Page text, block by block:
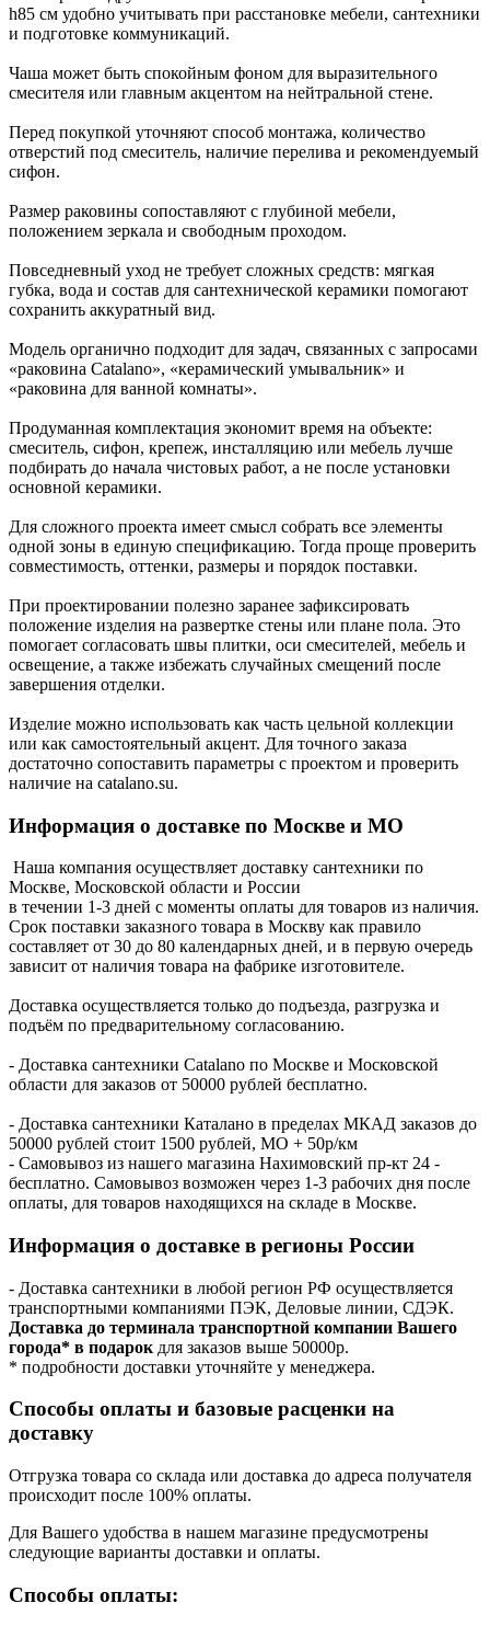
h85 см удобно учитывать при расстановке мебели, сантехники
и подготовке коммуникаций.
Чаша может быть спокойным фоном для выразительного
смесителя или главным акцентом на нейтральной стене.
Перед покупкой уточняют способ монтажа, количество
отверстий под смеситель, наличие перелива и рекомендуемый
сифон.
Размер раковины сопоставляют с глубиной мебели,
положением зеркала и свободным проходом.
Повседневный уход не требует сложных средств: мягкая
губка, вода и состав для сантехнической керамики помогают
сохранить аккуратный вид.
Модель органично подходит для задач, связанных с запросами
«раковина Catalano», «керамический умывальник» и
«раковина для ванной комнаты».
Продуманная комплектация экономит время на объекте:
смеситель, сифон, крепеж, инсталляцию или мебель лучше
подбирать до начала чистовых работ, а не после установки
основной керамики.
Для сложного проекта имеет смысл собрать все элементы
одной зоны в единую спецификацию. Тогда проще проверить
совместимость, оттенки, размеры и порядок поставки.
При проектировании полезно заранее зафиксировать
положение изделия на развертке стены или плане пола. Это
помогает согласовать швы плитки, оси смесителей, мебель и
освещение, а также избежать случайных смещений после
завершения отделки.
Изделие можно использовать как часть цельной коллекции
или как самостоятельный акцент. Для точного заказа
достаточно сопоставить параметры с проектом и проверить
наличие на catalano.su.
Информация о доставке по Москве и МО
Наша компания осуществляет доставку сантехники по
Москве, Московской области и России
в течении 1-3 дней с моменты оплаты для товаров из наличия.
Срок поставки заказного товара в Москву как правило
составляет от 30 до 80 календарных дней, и в первую очередь
зависит от наличия товара на фабрике изготовителе.
Доставка осуществляется только до подъезда, разгрузка и
подъём по предварительному согласованию.
- Доставка сантехники Catalano по Москве и Московской
области для заказов от 50000 рублей бесплатно.
- Доставка сантехники Каталано в пределах МКАД заказов до
50000 рублей стоит 1500 рублей, МО + 50р/км
- Самовывоз из нашего магазина Нахимовский пр-кт 24 -
бесплатно. Самовывоз возможен через 1-3 рабочих дня после
оплаты, для товаров находящихся на складе в Москве.
Информация о доставке в регионы России
- Доставка сантехники в любой регион РФ осуществляется
транспортными компаниями ПЭК, Деловые линии, СДЭК.
Доставка до терминала транспортной компании Вашего
города* в подарок для заказов выше 50000р.
* подробности доставки уточняйте у менеджера.
Способы оплаты и базовые расценки на
доставку
Отгрузка товара со склада или доставка до адреса получателя
происходит после 100% оплаты.
Для Вашего удобства в нашем магазине предусмотрены
следующие варианты доставки и оплаты.
Способы оплаты: